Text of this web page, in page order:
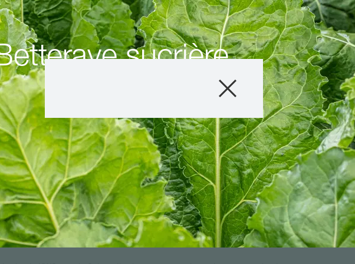
Produits
Conseils
Histoires et
Service
Qui sommes-
sucrière